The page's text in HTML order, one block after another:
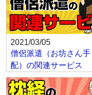
2021/03/05
僧侶派遣（お坊さん手
配）の関連サービス